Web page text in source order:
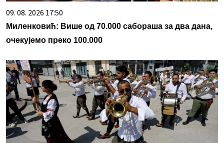
09. 08. 2026 17:50
Миленковић: Више од 70.000 сабораша за два дана,
очекујемо преко 100.000